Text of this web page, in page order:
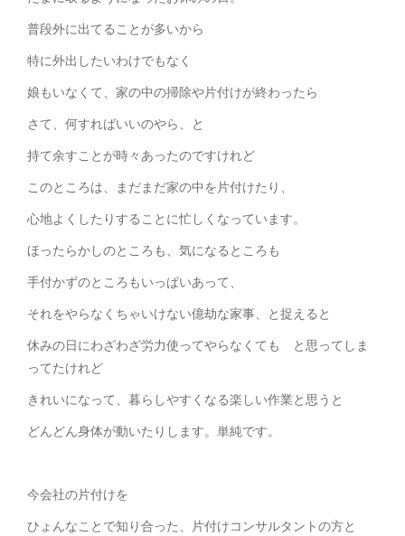
普段外に出てることが多いから
特に外出したいわけでもなく
娘もいなくて、家の中の掃除や片付けが終わったら
さて、何すればいいのやら、と
持て余すことが時々あったのですけれど
このところは、まだまだ家の中を片付けたり、
心地よくしたりすることに忙しくなっています。
ほったらかしのところも、気になるところも
手付かずのところもいっぱいあって、
それをやらなくちゃいけない億劫な家事、と捉えると
休みの日にわざわざ労力使ってやらなくても と思ってしま
ってたけれど
きれいになって、暮らしやすくなる楽しい作業と思うと
どんどん身体が動いたりします。単純です。
今会社の片付けを
ひょんなことで知り合った、片付けコンサルタントの方と